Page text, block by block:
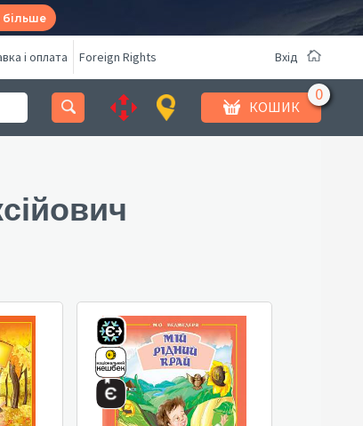
більше
і оплата Foreign Rights Вхід
КОШИК